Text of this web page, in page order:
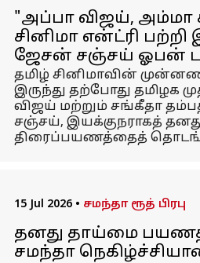
"அப்பா விஜய், அம்மா
சினிமா என்ட்ரி
ஜேசன் சஞ்சய் ஓபன்
தமிழ் சினிமாவின்
இருந்து தற்போது தமிழக
விஜய் மற்றும் சங்கீதா
சஞ்சய், இயக்குநராகத்
திரைப்பயணத்தைத்
15 Jul 2026 • சமந்தா ரூத் பிரபு
தனது தாய்மை
சமந்தா